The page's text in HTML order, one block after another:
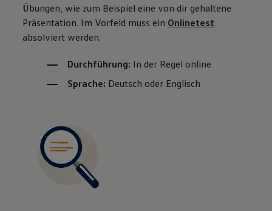
Übungen, wie zum Beispiel eine von dir gehaltene
Präsentation. Im Vorfeld muss ein Onlinetest
absolviert werden.
Durchführung: In der Regel online
Sprache: Deutsch oder Englisch